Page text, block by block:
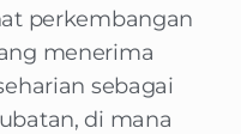
perkembangan
menerima
sebagai
di mana